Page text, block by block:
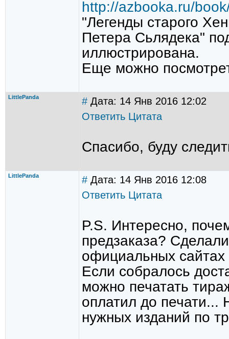
http://azbooka.ru/
"Легенды старого
Петера Сьлядека"
иллюстрирована.
Еще можно
LittlePanda # Дата: 14 Янв 2016 12:02
Ответить Цитата
Спасибо, буду
LittlePanda # Дата: 14 Янв 2016 12:08
Ответить Цитата
P.S. Интересно,
предзаказа?
официальных сайтах
Если собралось
можно печатать
оплатил до печати...
нужных изданий по